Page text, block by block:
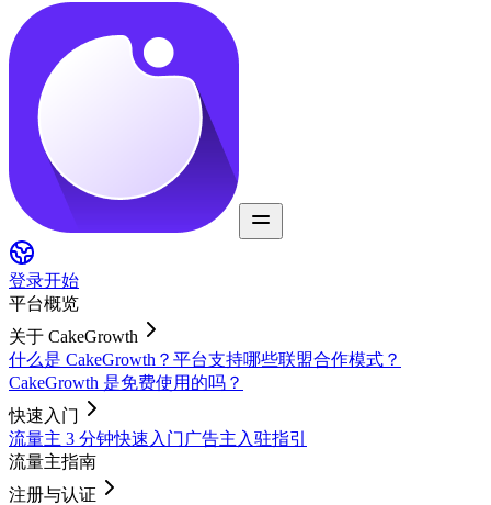
登录开始
平台概览
关于 CakeGrowth
什么是 CakeGrowth？ 平台支持哪些联盟合作模式？
CakeGrowth 是免费使用的吗？
快速入门
流量主 3 分钟快速入门 广告主入驻指引
流量主指南
注册与认证